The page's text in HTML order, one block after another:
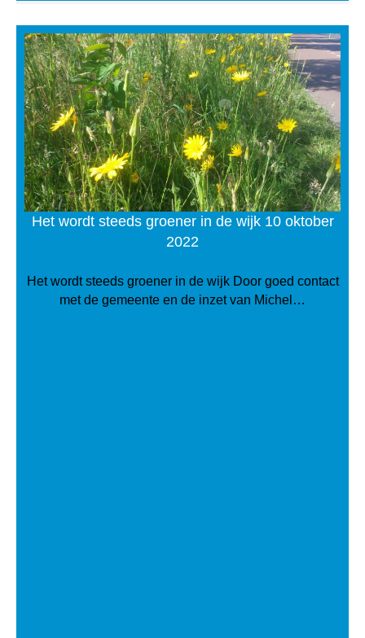
Het wordt steeds groener in de wijk 10 oktober
2022
Het wordt steeds groener in de wijk Door goed contact
met de gemeente en de inzet van Michel…